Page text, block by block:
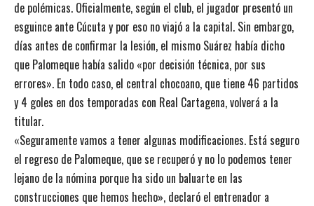
de polémicas. Oficialmente, según el club, el jugador presentó un
esguince ante Cúcuta y por eso no viajó a la capital. Sin embargo,
días antes de confirmar la lesión, el mismo Suárez había dicho
que Palomeque había salido «por decisión técnica, por sus
errores». En todo caso, el central chocoano, que tiene 46 partidos
y 4 goles en dos temporadas con Real Cartagena, volverá a la
titular.
«Seguramente vamos a tener algunas modificaciones. Está seguro
el regreso de Palomeque, que se recuperó y no lo podemos tener
lejano de la nómina porque ha sido un baluarte en las
construcciones que hemos hecho», declaró el entrenador a